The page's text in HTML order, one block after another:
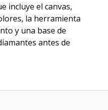
incluye el canvas,
la herramienta
y una base de
antes de